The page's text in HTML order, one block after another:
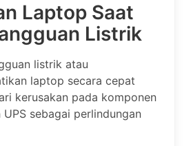
Laptop Saat
Listrik
listrik atau
laptop secara cepat
kerusakan pada komponen
sebagai perlindungan